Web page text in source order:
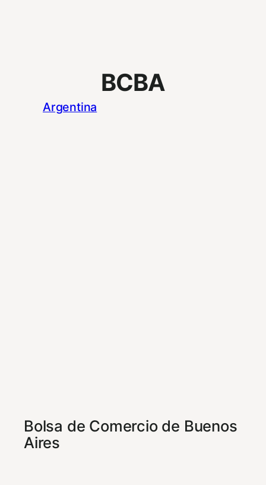
BCBA
Argentina
Bolsa de Comercio de Buenos
Aires